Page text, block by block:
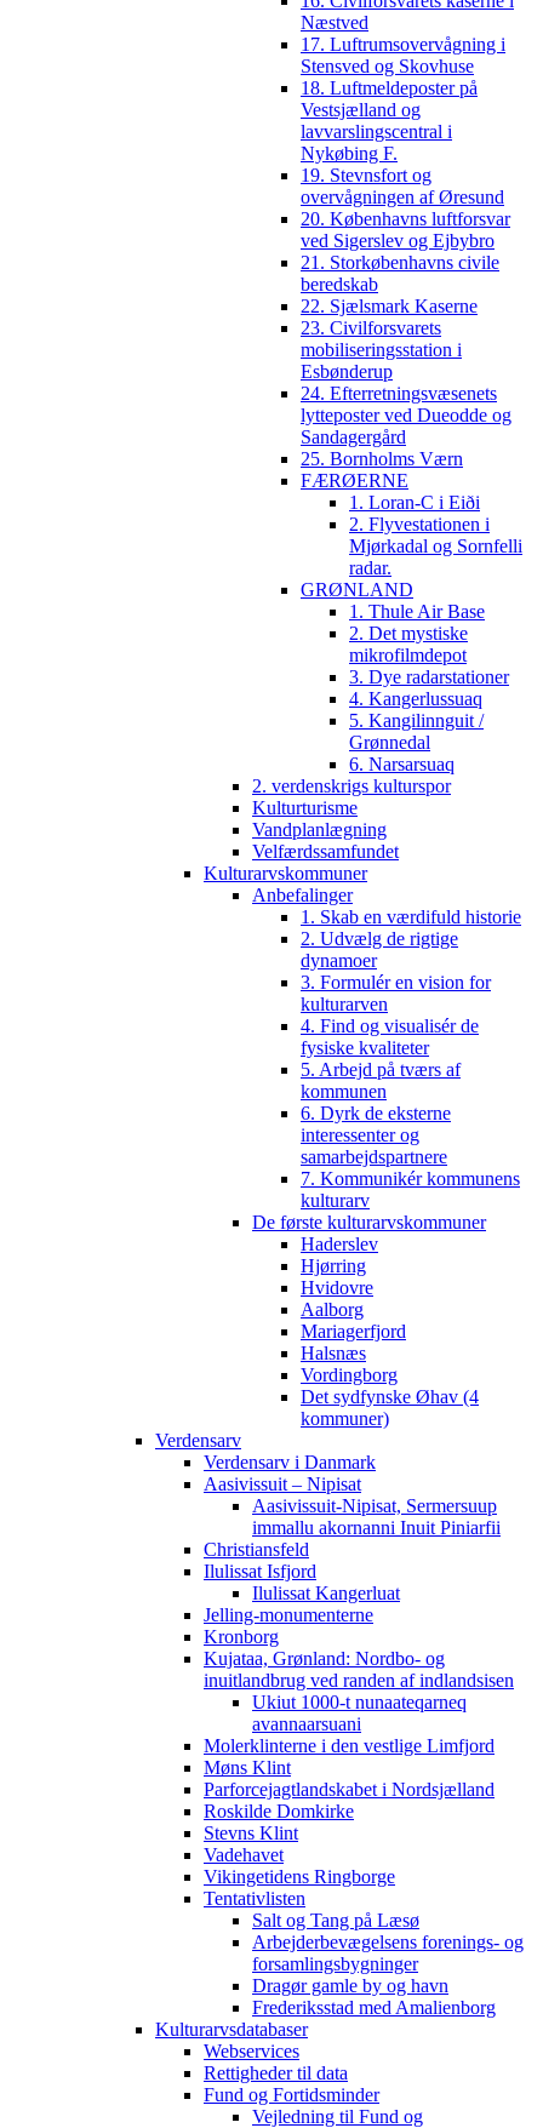
Næstved
17. Luftrumsovervågning i
Stensved og Skovhuse
18. Luftmeldeposter på
Vestsjælland og
lavvarslingscentral i
Nykøbing F.
19. Stevnsfort og
overvågningen af Øresund
20. Københavns luftforsvar
ved Sigerslev og Ejbybro
21. Storkøbenhavns civile
beredskab
22. Sjælsmark Kaserne
23. Civilforsvarets
mobiliseringsstation i
Esbønderup
24. Efterretningsvæsenets
lytteposter ved Dueodde og
Sandagergård
25. Bornholms Værn
FÆRØERNE
1. Loran-C i Eiði
2. Flyvestationen i
Mjørkadal og Sornfelli
radar.
GRØNLAND
1. Thule Air Base
2. Det mystiske
mikrofilmdepot
3. Dye radarstationer
4. Kangerlussuaq
5. Kangilinnguit /
Grønnedal
6. Narsarsuaq
2. verdenskrigs kulturspor
Kulturturisme
Vandplanlægning
Velfærdssamfundet
Kulturarvskommuner
Anbefalinger
1. Skab en værdifuld historie
2. Udvælg de rigtige
dynamoer
3. Formulér en vision for
kulturarven
4. Find og visualisér de
fysiske kvaliteter
5. Arbejd på tværs af
kommunen
6. Dyrk de eksterne
interessenter og
samarbejdspartnere
7. Kommunikér kommunens
kulturarv
De første kulturarvskommuner
Haderslev
Hjørring
Hvidovre
Aalborg
Mariagerfjord
Halsnæs
Vordingborg
Det sydfynske Øhav (4
kommuner)
Verdensarv
Verdensarv i Danmark
Aasivissuit – Nipisat
Aasivissuit-Nipisat, Sermersuup
immallu akornanni Inuit Piniarfii
Christiansfeld
Ilulissat Isfjord
Ilulissat Kangerluat
Jelling-monumenterne
Kronborg
Kujataa, Grønland: Nordbo- og
inuitlandbrug ved randen af indlandsisen
Ukiut 1000-t nunaateqarneq
avannaarsuani
Molerklinterne i den vestlige Limfjord
Møns Klint
Parforcejagtlandskabet i Nordsjælland
Roskilde Domkirke
Stevns Klint
Vadehavet
Vikingetidens Ringborge
Tentativlisten
Salt og Tang på Læsø
Arbejderbevægelsens forenings- og
forsamlingsbygninger
Dragør gamle by og havn
Frederiksstad med Amalienborg
Kulturarvsdatabaser
Webservices
Rettigheder til data
Fund og Fortidsminder
Vejledning til Fund og